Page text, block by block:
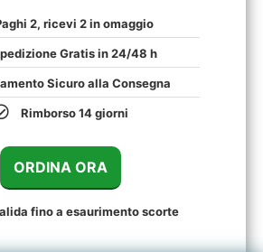
2, ricevi 2 in omaggio
Gratis in 24/48 h
Sicuro alla Consegna
Rimborso 14 giorni
ORDINA ORA
fino a esaurimento scorte